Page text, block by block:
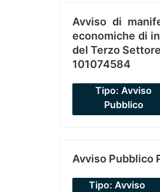
Avviso di
economiche di
del Terzo
101074584
Tipo: Avviso
Pubblico
Avviso Pubblico
Tipo: Avviso